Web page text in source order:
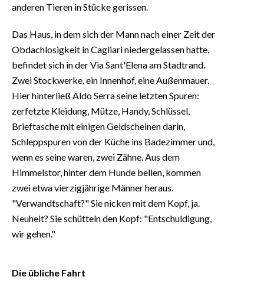
PUBBLICITÀ
SPIAGGE
STORE
anderen Tieren in Stücke gerissen.
Das Haus, in dem sich der Mann nach einer Zeit der
Obdachlosigkeit in Cagliari niedergelassen hatte,
befindet sich in der Via Sant'Elena am Stadtrand.
Zwei Stockwerke, ein Innenhof, eine Außenmauer.
Hier hinterließ Aldo Serra seine letzten Spuren:
zerfetzte Kleidung, Mütze, Handy, Schlüssel,
Brieftasche mit einigen Geldscheinen darin,
Schleppspuren von der Küche ins Badezimmer und,
wenn es seine waren, zwei Zähne. Aus dem
Himmelstor, hinter dem Hunde bellen, kommen
zwei etwa vierzigjährige Männer heraus.
"Verwandtschaft?" Sie nicken mit dem Kopf, ja.
Neuheit? Sie schütteln den Kopf: "Entschuldigung,
wir gehen."
Die übliche Fahrt